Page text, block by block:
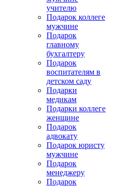
учителю
Подарок коллеге
мужчине
Подарок
главному
бухгалтеру
Подарок
воспитателям в
детском саду
Подарки
медикам
Подарки коллеге
женщине
Подарок
адвокату
Подарок юристу
мужчине
Подарок
менеджеру
Подарок